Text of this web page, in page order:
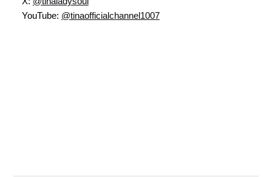
YouTube: @tinaofficialchannel1007